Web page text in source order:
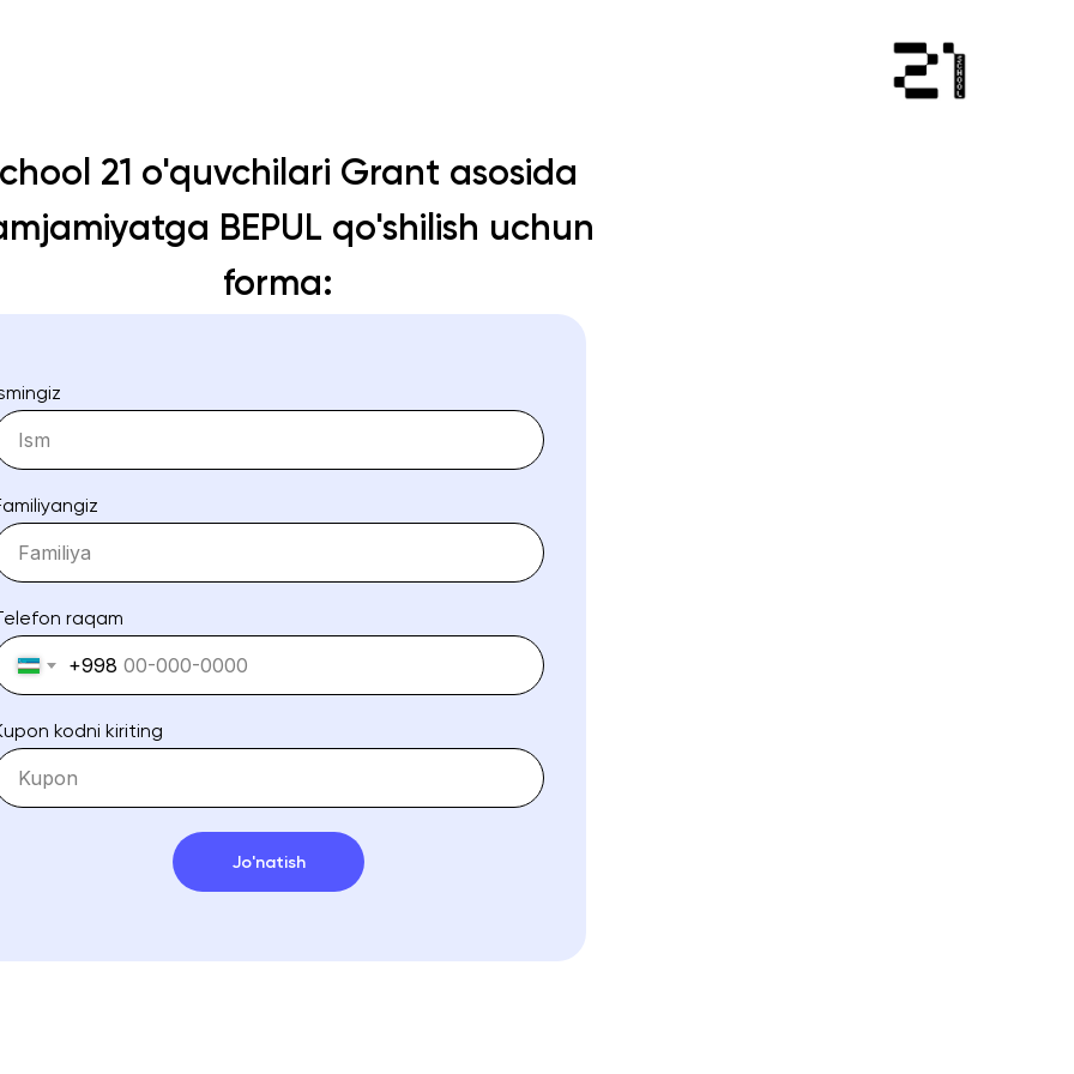
raqam
+998
kodni kiriting
Jo'natish
21 o'quvchilari Grant asosida
BEPUL qo'shilish uchun
forma: